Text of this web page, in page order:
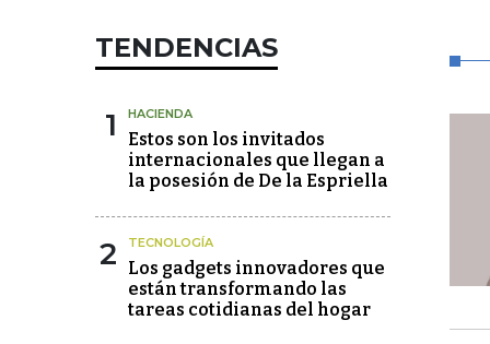
TENDENCIAS
1 HACIENDA
Estos son los invitados
internacionales que llegan a
la posesión de De la Espriella
2 TECNOLOGÍA
Los gadgets innovadores que
están transformando las
tareas cotidianas del hogar